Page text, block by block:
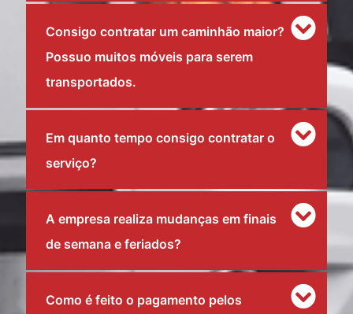
Consigo contratar um caminhão maior?
Possuo muitos móveis para serem
transportados.
Em quanto tempo consigo contratar o
serviço?
A empresa realiza mudanças em finais
de semana e feriados?
Como é feito o pagamento pelos